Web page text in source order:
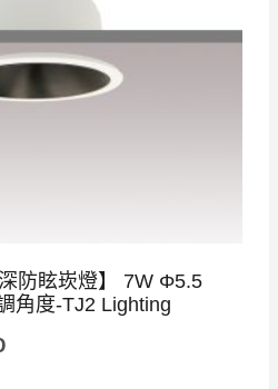
防眩崁燈】 7W Φ5.5
角度-TJ2 Lighting
目